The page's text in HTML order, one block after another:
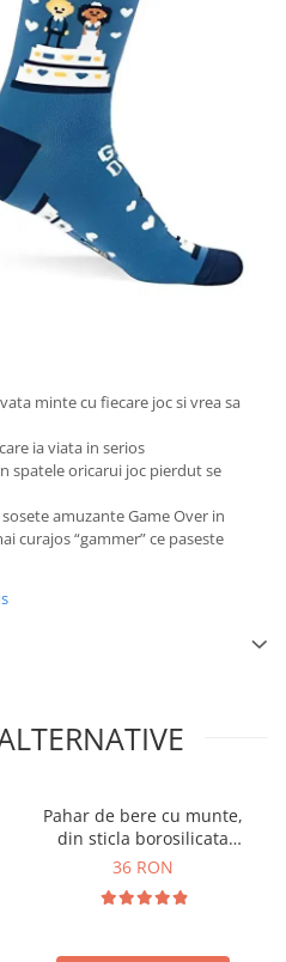
minte cu fiecare joc si vrea sa
ia viata in serios
spatele oricarui joc pierdut se
amuzante Game Over in
curajos “gammer” ce paseste
Pahar de bere cu munte,
din sticla borosilicata
250ml, Varful Berarilor
36 RON